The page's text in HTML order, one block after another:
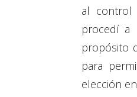
al control
procedí a
propósito
para
elección